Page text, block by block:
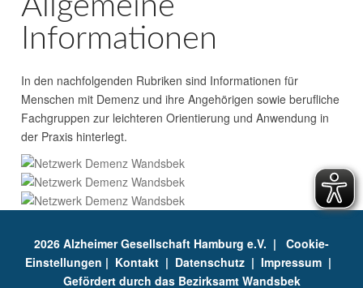
Informationen
In den nachfolgenden Rubriken sind Informationen für
Menschen mit Demenz und ihre Angehörigen sowie berufliche
Fachgruppen zur leichteren Orientierung und Anwendung in
der Praxis hinterlegt.
2026 Alzheimer Gesellschaft Hamburg e.V. | Cookie-
Einstellungen | Kontakt | Datenschutz | Impressum |
Gefördert durch das Bezirksamt Wandsbek